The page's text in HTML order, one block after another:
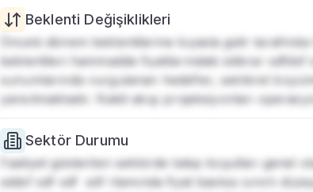
Beklenti Değişiklikleri
Önceki dönem beklentilerine kıyasla gelir
beklentileri hammadde fiyatlarındaki istikrar sdfdsf
sunumlarında vurgulanan hedefler, sektörel
yansıtmaktadır. Nakit akışı projeksiyonları
Sektör Durumu
Faaliyet gösterilen sektörde talep koşulları genel
sddsf sdf sdf  sdf rtamında fiyat baskısı sınırlı